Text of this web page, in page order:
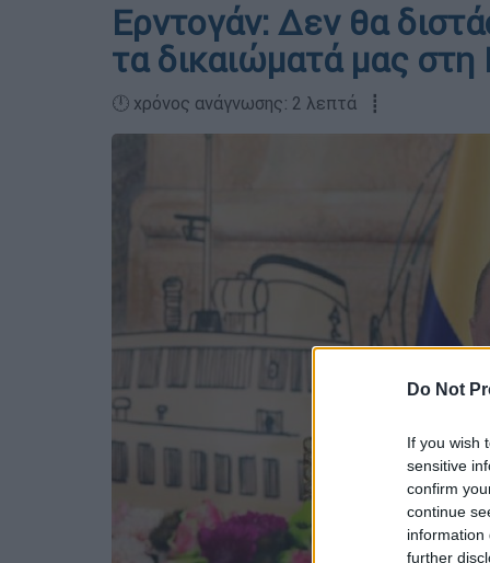
Do Not
If you wish
sensitive
confirm
continue
information
further
Ερντογάν: Δεν θα
τα δικαιώματά μας στη
🕛 χρόνος ανάγνωσης: 2 λεπτά ┋